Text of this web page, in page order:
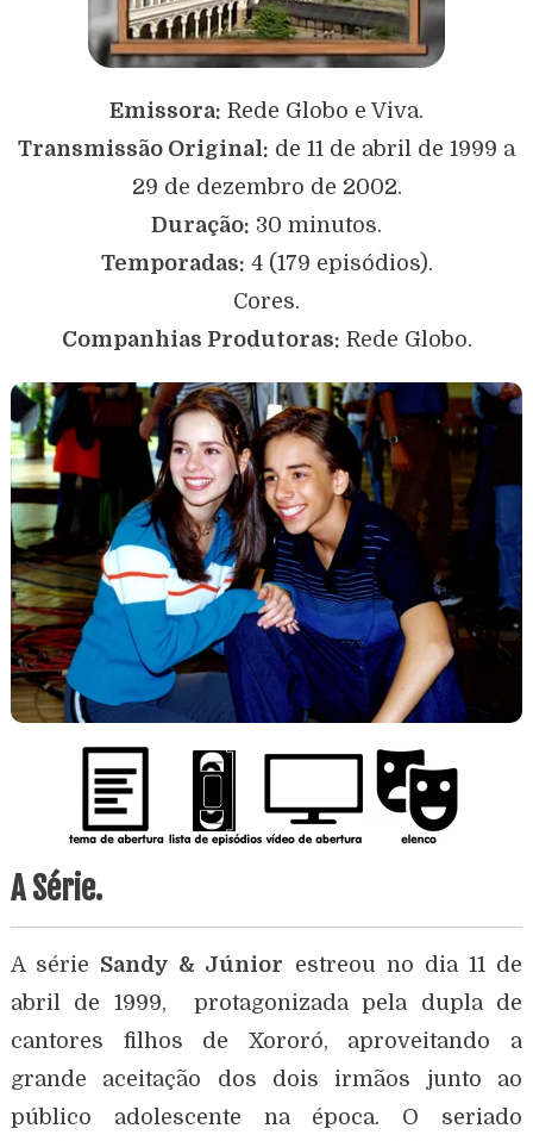
Emissora: Rede Globo e Viva.
Transmissão Original: de 11 de abril de 1999 a
29 de dezembro de 2002.
Duração: 30 minutos.
Temporadas: 4 (179 episódios).
Cores.
Companhias Produtoras: Rede Globo.
A Série.
A série Sandy & Júnior estreou no dia 11 de
abril de 1999, protagonizada pela dupla de
cantores filhos de Xororó, aproveitando a
grande aceitação dos dois irmãos junto ao
público adolescente na época. O seriado